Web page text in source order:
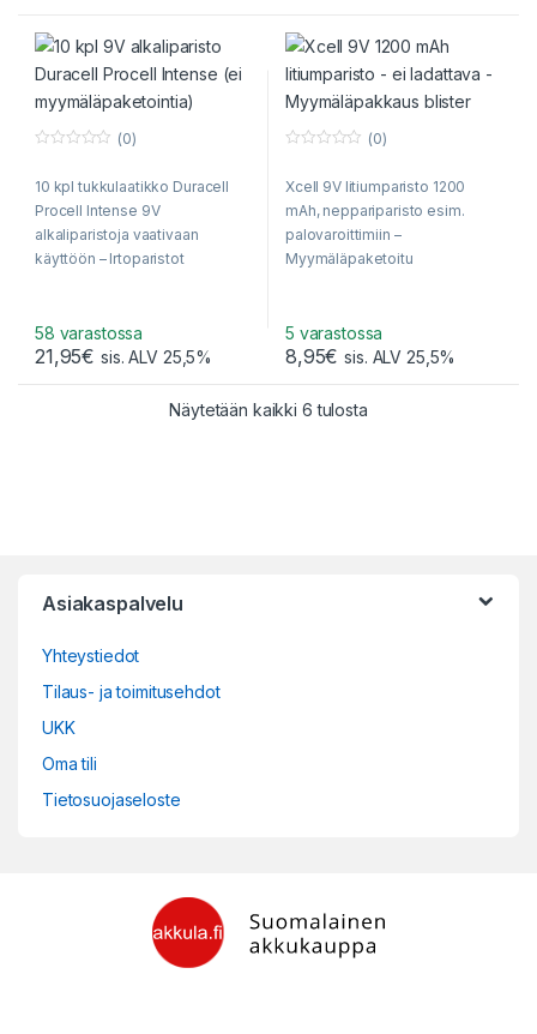
u
o
f
5
(0)
10 kpl tukkulaatikko Duracell
Procell Intense 9V
alkaliparistoja vaativaan
käyttöön – Irtoparistot
paristoa (5 x 10 kpl).
58 varastossa
21,95€ sis. ALV 25,5%
u
o
f
5
(0)
Xcell 9V litiumparisto 1200
mAh, neppariparisto esim.
palovaroittimiin –
Myymäläpaketoitu
5 varastossa
8,95€ sis. ALV 25,5%
Näytetään kaikki 6 tulostaSorted by popularity
Asiakaspalvelu
Yhteystiedot
Tilaus- ja toimitusehdot
UKK
Oma tili
Tietosuojaseloste